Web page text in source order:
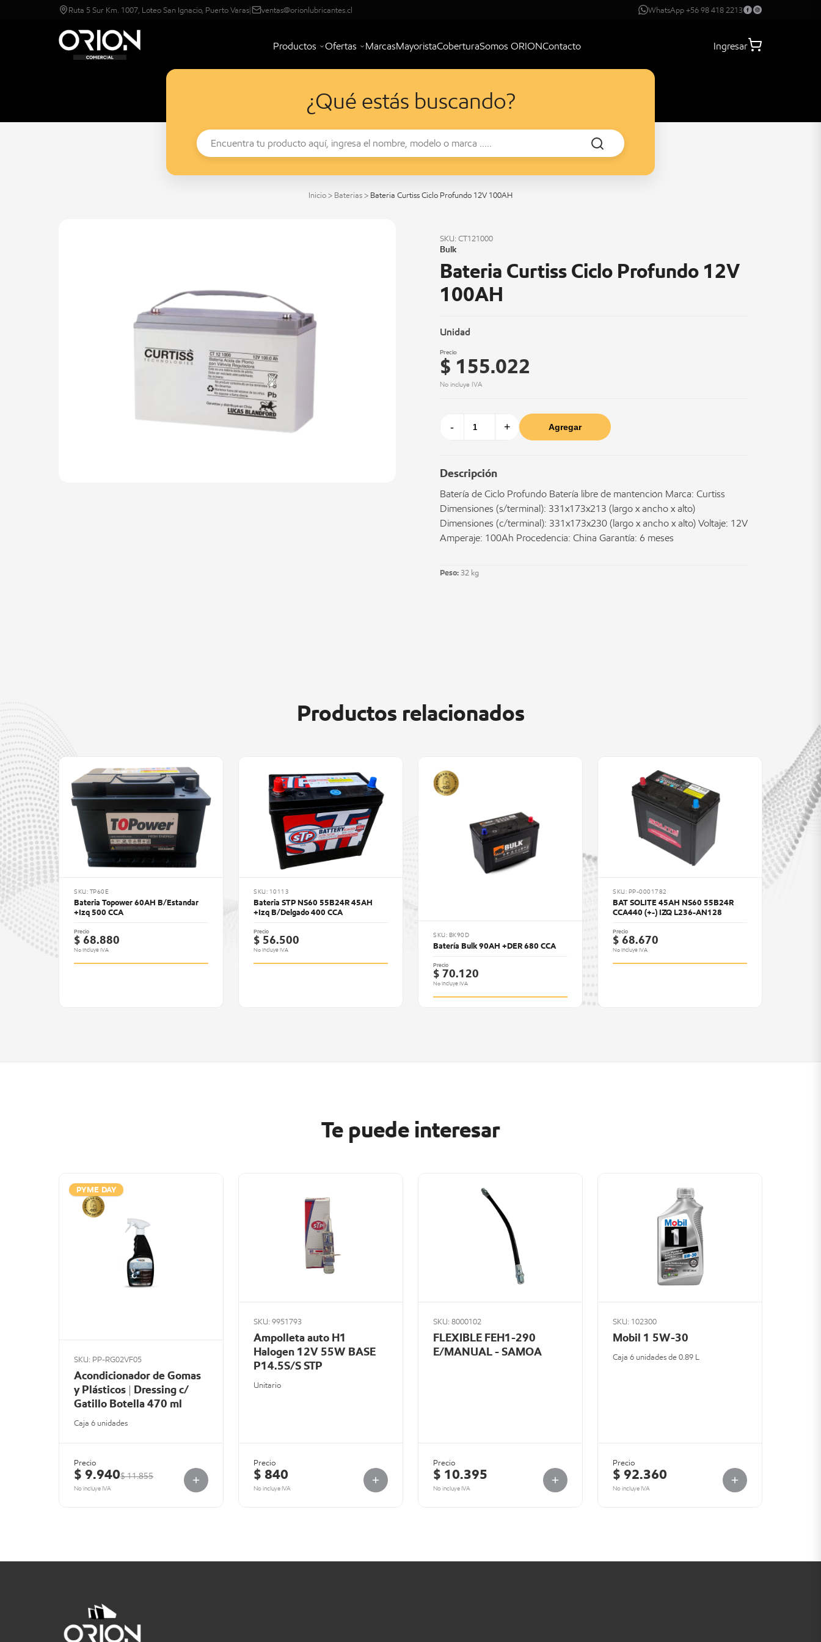
Ruta 5 Sur Km. 1007, Loteo San Ignacio, Puerto Varas| ventas@orionlubricantes.cl WhatsApp +56 98 418 2213
Productos Ofertas MarcasMayoristaCoberturaSomos ORIONContacto Ingresar
¿Qué estás buscando?
Inicio > Baterias > Bateria Curtiss Ciclo Profundo 12V 100AH
SKU: CT121000
Bulk
Bateria Curtiss Ciclo Profundo 12V
100AH
Unidad
Precio
$ 155.022
No incluye IVA
- + Agregar
Descripción
Batería de Ciclo Profundo Batería libre de mantención Marca: Curtiss
Dimensiones (s/terminal): 331x173x213 (largo x ancho x alto)
Dimensiones (c/terminal): 331x173x230 (largo x ancho x alto) Voltaje: 12V
Amperaje: 100Ah Procedencia: China Garantía: 6 meses
Peso: 32 kg
Productos relacionados
SKU: TP60E
Bateria Topower 60AH B/Estandar
+Izq 500 CCA
Precio
$ 68.880
No Incluye IVA
SKU: 10113
Bateria STP NS60 55B24R 45AH
+Izq B/Delgado 400 CCA
Precio
$ 56.500
No Incluye IVA
SKU: BK90D
Batería Bulk 90AH +DER 680 CCA
Precio
$ 70.120
No Incluye IVA
SKU: PP-0001782
BAT SOLITE 45AH NS60 55B24R
CCA440 (+-) IZQ L236-AN128
Precio
$ 68.670
No Incluye IVA
Te puede interesar
PYME DAY
SKU: PP-RG02VF05
Acondicionador de Gomas
y Plásticos | Dressing c/
Gatillo Botella 470 ml
Caja 6 unidades
Precio
$ 9.940$ 11.855
No incluye IVA
SKU: 9951793
Ampolleta auto H1
Halogen 12V 55W BASE
P14.5S/S STP
Unitario
Precio
$ 840
No incluye IVA
SKU: 8000102
FLEXIBLE FEH1-290
E/MANUAL - SAMOA
Precio
$ 10.395
No incluye IVA
SKU: 102300
Mobil 1 5W-30
Caja 6 unidades de 0.89 L
Precio
$ 92.360
No incluye IVA